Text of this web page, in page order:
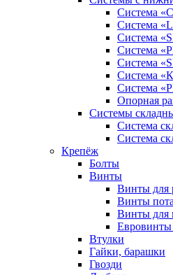
Система
Система
Система
Система
Система
Система
Система
Опорная
Системы
Система
Система
Крепёж
Болты
Винты
Винты для
Винты
Винты для
Втулки
Гайки, барашки
Гвозди